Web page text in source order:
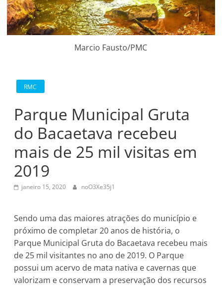
Marcio Fausto/PMC
RMC
Parque Municipal Gruta
do Bacaetava recebeu
mais de 25 mil visitas em
2019
janeiro 15, 2020 noO3Xe35j1
Sendo uma das maiores atrações do município e
próximo de completar 20 anos de história, o
Parque Municipal Gruta do Bacaetava recebeu mais
de 25 mil visitantes no ano de 2019. O Parque
possui um acervo de mata nativa e cavernas que
valorizam e conservam a preservação dos recursos